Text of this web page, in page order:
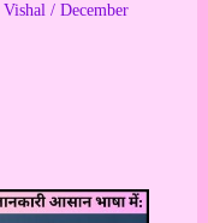
Vishal / December